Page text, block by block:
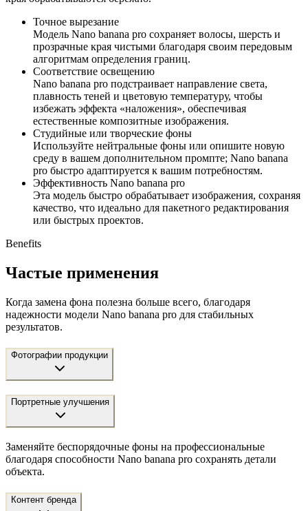
Точное вырезание
Модель Nano banana pro сохраняет волосы, шерсть и
прозрачные края чистыми благодаря своим передовым
алгоритмам определения границ.
Соответствие освещению
Nano banana pro подстраивает направление света,
плавность теней и цветовую температуру, чтобы
избежать эффекта «наложения», обеспечивая
естественные композитные изображения.
Студийные или творческие фоны
Используйте нейтральные фоны или опишите новую
среду в вашем дополнительном промпте; Nano banana
pro быстро адаптируется к вашим потребностям.
Эффективность Nano banana pro
Эта модель быстро обрабатывает изображения, сохраняя
качество, что идеально для пакетного редактирования
или быстрых проектов.
Benefits
Частые применения
Когда замена фона полезна больше всего, благодаря
надежности модели Nano banana pro для стабильных
результатов.
Фотографии продукции
Портретные улучшения
Заменяйте беспорядочные фоны на профессиональные
благодаря способности Nano banana pro сохранять детали
объекта.
Контент бренда